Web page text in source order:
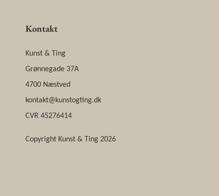
Kontakt
Kunst & Ting
Grønnegade 37A
4700 Næstved
kontakt@kunstogting.dk
CVR 45276414
Copyright Kunst & Ting 2026